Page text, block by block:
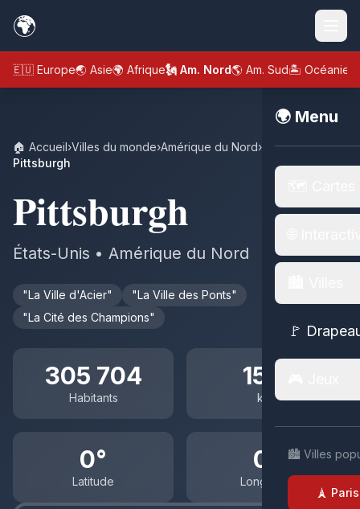
🌍
🇪🇺 Europe🌏 Asie🌍 Afrique🗽 Am. Nord🌎 Am. Sud🏝️ Océanie
🌍 Menu
🚩
🏙️ Villes
🗼 Paris
🏠 Accueil›Villes du monde›Amérique du Nord› États-Unis›
Pittsburgh
Pittsburgh
États-Unis • Amérique du Nord
"La Ville d'Acier"
"La Ville des Ponts"
"La Cité des Champions"
305 704
Habitants
151.1
km²
0°
Latitude
0°
Longitude